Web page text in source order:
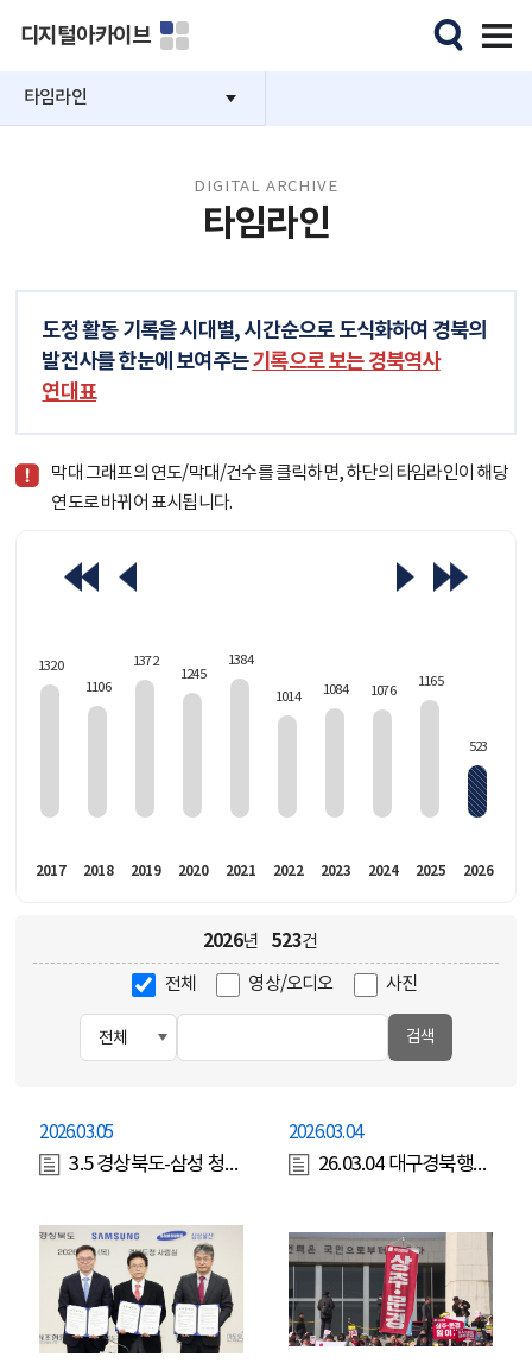
디지털아카이브
타임라인
DIGITAL ARCHIVE
타임라인
도정 활동 기록을 시대별, 시간순으로 도식화하여 경북의
발전사를 한눈에 보여주는기록으로 보는 경북역사
연대표
막대 그래프의 연도/막대/건수를 클릭하면, 하단의 타임라인이 해당
연도로 바뀌어 표시됩니다.
1320
2017
1106
2018
1372
2019
1245
2020
1384
2021
1014
2022
1084
2023
1076
2024
1165
2025
523
2026
2026년 523건
전체 영상/오디오 사진
검색
2026.03.05
3.5 경상북도-삼성 청년지원 사회공헌 협력 업무협약 체결
2026.03.04
26.03.04 대구경북행정통합특별법 통과 촉구 대구경북 결의대회